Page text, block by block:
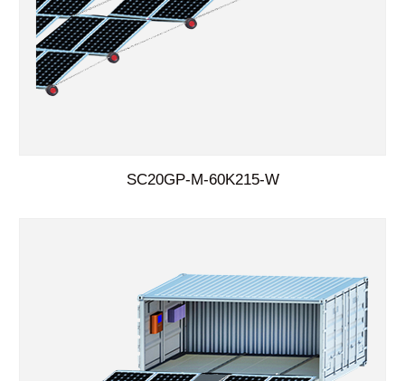
SC20GP-M-60K215-W